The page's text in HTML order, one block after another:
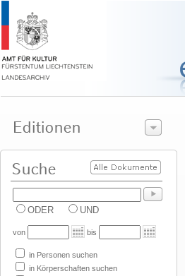
ODER UND
von bis
in Personen suchen
in Körperschaften suchen